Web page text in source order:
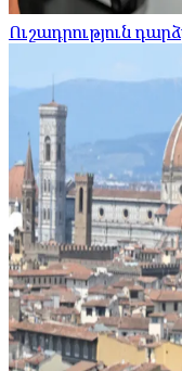
Ուշադրություն